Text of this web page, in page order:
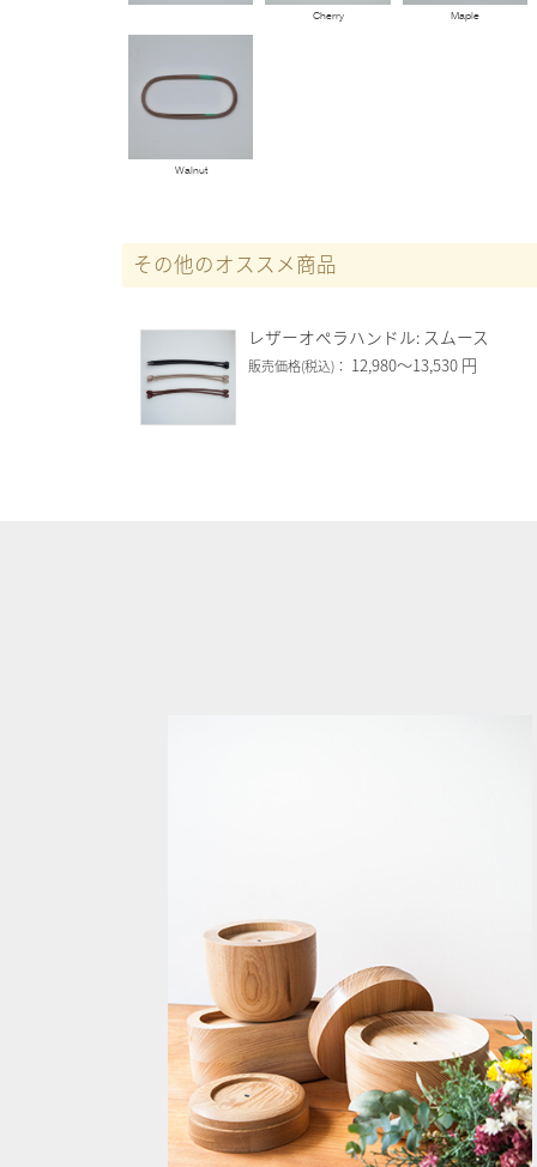
Cherry Maple
Walnut
その他のオススメ商品
レザーオペラハンドル: スムース
販売価格(税込)： 12,980～13,530 円